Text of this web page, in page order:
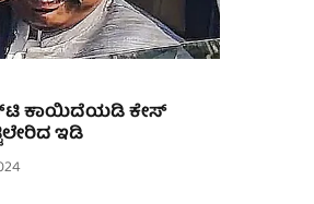
ಕಾಯಿದೆಯಡಿ ಕೇಸ್
ಇಡಿ